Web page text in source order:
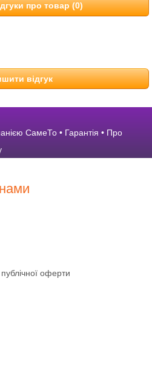
про товар (0)
відгук
СамеТо • Гарантія • Про
оферти